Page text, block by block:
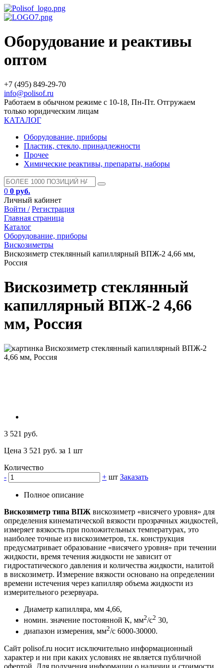
Оборудование и реактивы
оптом
+7 (495) 849-29-70
info@polisof.ru
Работаем в обычном режиме с 10-18, Пн-Пт. Отгружаем
только юридическим лицам
КАТАЛОГ
Оборудование, приборы
Пластик, стекло, принадлежности
Прочее
Химические реактивы, препараты, наборы
0 0 руб.
Личный кабинет
Войти / Регистрация
Главная страница
Каталог
Оборудование, приборы
Вискозиметры
Вискозиметр стеклянный капиллярный ВПЖ-2 4,66 мм,
Россия
Вискозиметр стеклянный
капиллярный ВПЖ-2 4,66
мм, Россия
3 521 руб.
Цена 3 521 руб. за 1 шт
Количество
-
+ шт Заказать
Полное описание
Вискозиметр типа ВПЖ вискозиметр «висячего уровня» для
определения кинематической вязкости прозрачных жидкостей,
измеряет вязкость при положительных температурах, это
наиболее точные из вискозиметров, т.к. конструкция
предусматривает образование «висячего уровня» при течении
жидкости, время течения жидкости не зависит от
гидростатического давления и количества жидкости, налитой
в вискозиметр. Измерение вязкости основано на определении
времени истечения через капилляр объема жидкости из
измерительного резервуара.
Диаметр капилляра, мм 4,66,
номин. значение постоянной К, мм2/с2 30,
диапазон измерения, мм2/с 6000-30000.
Сайт polisof.ru носит исключительно информационный
характер и ни при каких условиях не является публичной
офертой. Для получения информации о наличии и стоимости